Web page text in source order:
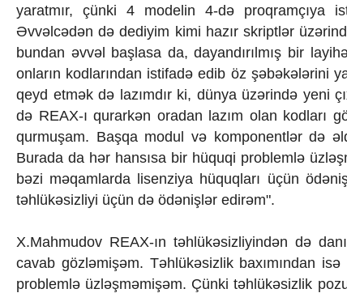
yaratmır, çünki 4 modelin 4-də proqramçıya
Əvvəlcədən də dediyim kimi hazır skriptlər
bundan əvvəl başlasa da, dayandırılmış bir
onların kodlarından istifadə edib öz şəbəkələrini
qeyd etmək də lazımdır ki, dünya üzərində yeni
də REAX-ı qurarkən oradan lazım olan kodları
qurmuşam. Başqa modul və komponentlər də
Burada da hər hansısa bir hüquqi problemlə
bəzi məqamlarda lisenziya hüquqları üçün
təhlükəsizliyi üçün də ödənişlər edirəm".
X.Mahmudov REAX-ın təhlükəsizliyindən də
cavab gözləmişəm. Təhlükəsizlik baxımından
problemlə üzləşməmişəm. Çünki təhlükəsizlik